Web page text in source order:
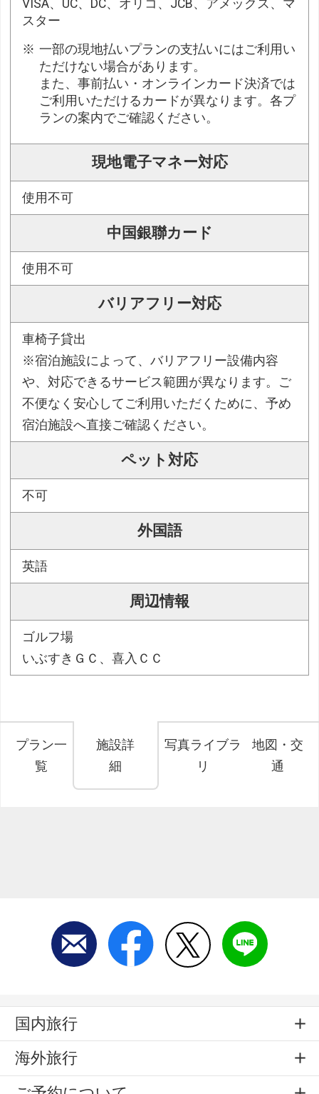
VISA、UC、DC、オリコ、JCB、アメックス、マ
スター
一部の現地払いプランの支払いにはご利用い
ただけない場合があります。
また、事前払い・オンラインカード決済では
ご利用いただけるカードが異なります。各プ
ランの案内でご確認ください。
現地電子マネー対応
使用不可
中国銀聯カード
使用不可
バリアフリー対応
車椅子貸出
※宿泊施設によって、バリアフリー設備内容
や、対応できるサービス範囲が異なります。ご
不便なく安心してご利用いただくために、予め
宿泊施設へ直接ご確認ください。
ペット対応
不可
外国語
英語
周辺情報
ゴルフ場
いぶすきＧＣ、喜入ＣＣ
プラン一
覧
施設詳
細
写真ライブラ
リ
地図・交
通
国内旅行
海外旅行